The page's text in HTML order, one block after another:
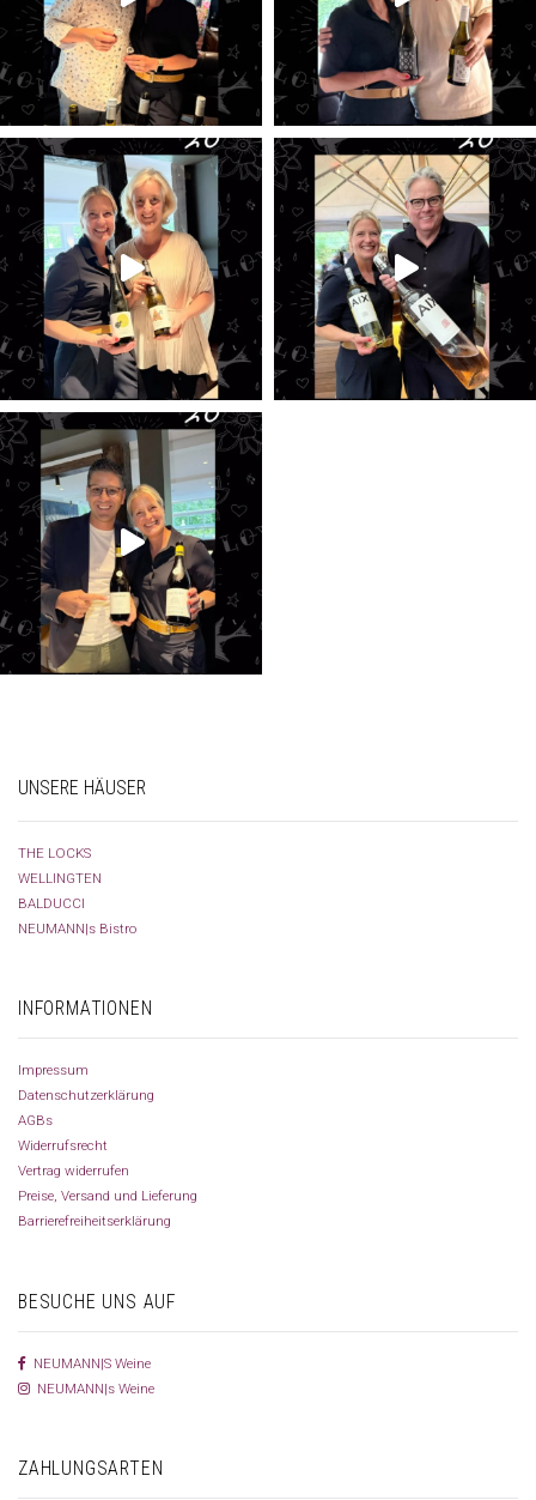
UNSERE HÄUSER
THE LOCKS
WELLINGTEN
BALDUCCI
NEUMANN|s Bistro
INFORMATIONEN
Impressum
Datenschutzerklärung
AGBs
Widerrufsrecht
Vertrag widerrufen
Preise, Versand und Lieferung
Barrierefreiheitserklärung
BESUCHE UNS AUF
NEUMANN|S Weine
NEUMANN|s Weine
ZAHLUNGSARTEN